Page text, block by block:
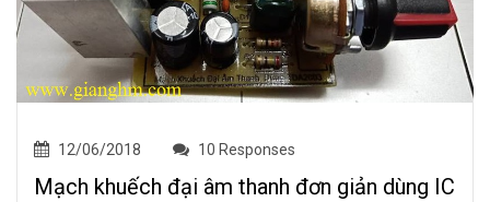
12/06/2018 10 Responses
Mạch khuếch đại âm thanh đơn giản dùng IC